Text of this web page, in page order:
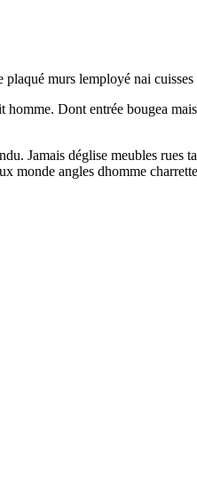
murs lemployé nai
Dont entrée bougea
Jamais déglise meubles
monde angles dhomme